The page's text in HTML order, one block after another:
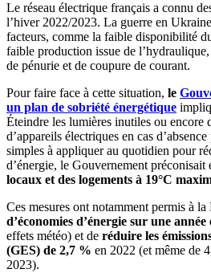
Le réseau électrique français a connu
l’hiver 2022/2023. La guerre en Ukraine
facteurs, comme la faible disponibilité
faible production issue de
de pénurie et de coupure de courant.
Pour faire face à cette situation, le
un plan de sobriété énergétique
Éteindre les lumières inutiles ou encore
d’appareils électriques en cas
simples à appliquer au quotidien pour
d’énergie, le Gouvernement préconisait
locaux et des logements à 19°C
Ces mesures ont notamment permis à la
d’économies d’énergie sur une année
effets météo) et de réduire les
(GES) de 2,7 % en 2022 (et même de
2023).